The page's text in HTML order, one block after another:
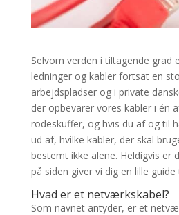
Selvom verden i tiltagende grad
ledninger og kabler fortsat en
arbejdspladser og i private
der opbevarer vores kabler i én
rodeskuffer, og hvis du af og til
ud af, hvilke kabler, der skal
bestemt ikke alene. Heldigvis er
på siden giver vi dig en lille
Hvad er et netværkskabel?
Som navnet antyder, er et